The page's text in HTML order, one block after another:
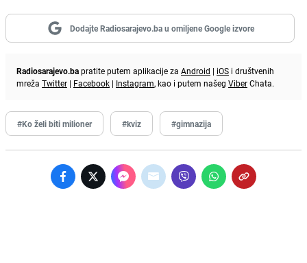
Dodajte Radiosarajevo.ba u omiljene Google izvore
Radiosarajevo.bapratite putem aplikacije za Android | iOS i društvenih
mreža Twitter | Facebook | Instagram, kao i putem našeg ViberChata.
#Ko želi biti milioner #kviz #gimnazija